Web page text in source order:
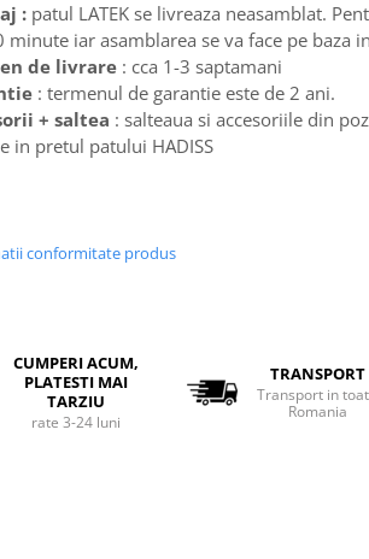
: patul LATEK se livreaza neasamblat.
minute iar asamblarea se va face pe baza
de livrare : cca 1-3 saptamani
: termenul de garantie este de 2 ani.
+ saltea : salteaua si accesoriile din
in pretul patului HADISS
conformitate produs
CUMPERI ACUM,
PLATESTI MAI
TARZIU
rate 3-24 luni
TRANSPORT
Transport in
Romania